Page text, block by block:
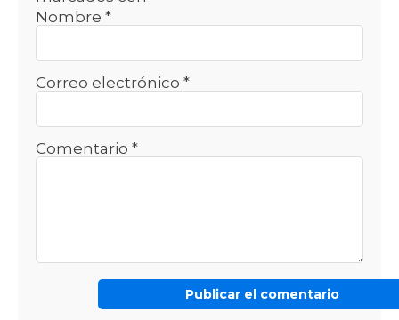
Nombre *
Correo electrónico *
Comentario *